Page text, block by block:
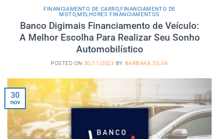
FINANCIAMENTO DE CARRO, FINANCIAMENTO DE
MOTO, MELHORES FINANCIAMENTOS
Banco Digimais Financiamento de Veículo:
A Melhor Escolha Para Realizar Seu Sonho
Automobilístico
POSTED ON 30/11/2023 BY BARBARA SILVA
30
nov